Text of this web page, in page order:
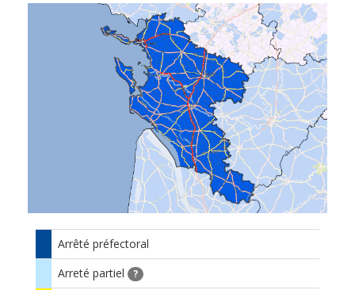
Arrêté préfectoral
Arreté partiel
?